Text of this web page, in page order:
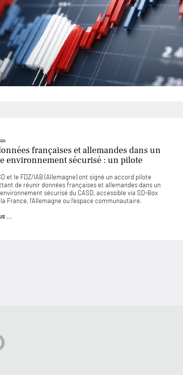
françaises et allemandes dans un
environnement sécurisé : un pilote
et le FDZ/IAB (Allemagne) ont signé un accord pilote
de réunir données françaises et allemandes dans un
sécurisé du CASD, accessible via SD-Box
France, l’Allemagne ou l’espace communautaire.
...